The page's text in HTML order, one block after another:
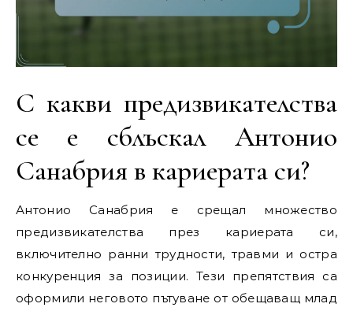
С какви предизвикателства
се е сблъскал Антонио
Санабрия в кариерата си?
Антонио Санабрия е срещал множество
предизвикателства през кариерата си,
включително ранни трудности, травми и остра
конкуренция за позиции. Тези препятствия са
оформили неговото пътуване от обещаващ млад